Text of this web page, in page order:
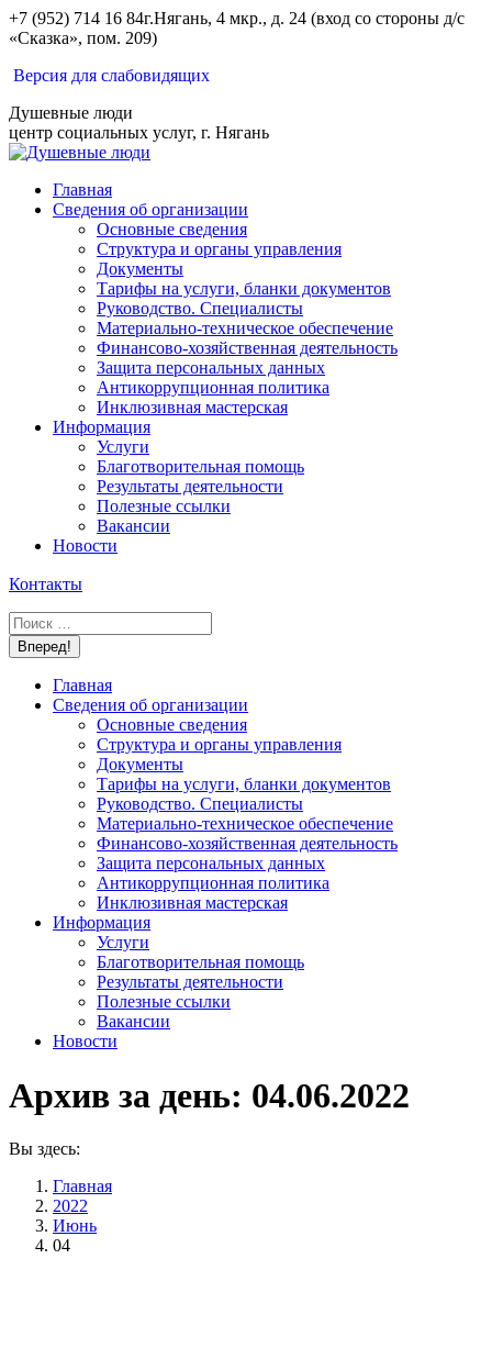
Перейти
к
+7 (952) 714 16 84г.Нягань, 4 мкр., д. 24 (вход со стороны д/с
«Сказка», пом. 209)
Вконтакте
Одноклассники
Версия для слабовидящих
Душевные люди
центр социальных услуг, г. Нягань
Главная
Сведения об организации
Основные сведения
Структура и органы управления
Документы
Тарифы на услуги, бланки документов
Руководство. Специалисты
Материально-техническое обеспечение
Финансово-хозяйственная деятельность
Защита персональных данных
Антикоррупционная политика
Инклюзивная мастерская
Информация
Услуги
Благотворительная помощь
Результаты деятельности
Полезные ссылки
Вакансии
Новости
Контакты
Поиск:
Главная
Сведения об организации
Основные сведения
Структура и органы управления
Документы
Тарифы на услуги, бланки документов
Руководство. Специалисты
Материально-техническое обеспечение
Финансово-хозяйственная деятельность
Защита персональных данных
Антикоррупционная политика
Инклюзивная мастерская
Информация
Услуги
Благотворительная помощь
Результаты деятельности
Полезные ссылки
Вакансии
Новости
Архив за день: 04.06.2022
Вы здесь:
Главная
2022
Июнь
04